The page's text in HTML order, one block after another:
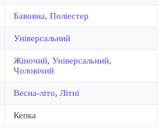
Бавовна, Поліестер
Універсальний
Жіночий, Універсальний,
Чоловічий
Весна-літо, Літні
Кепка